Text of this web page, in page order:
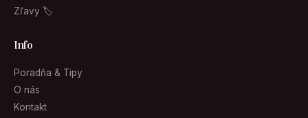
Zľavy 🏷
Info
Poradňa & Tipy
O nás
Kontakt